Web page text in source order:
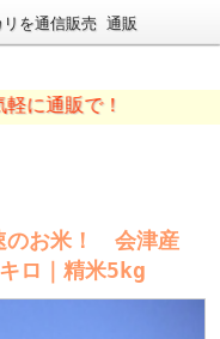
を通信販売 通販
通販で！
のお米！ 会津産
ロ｜精米5kg